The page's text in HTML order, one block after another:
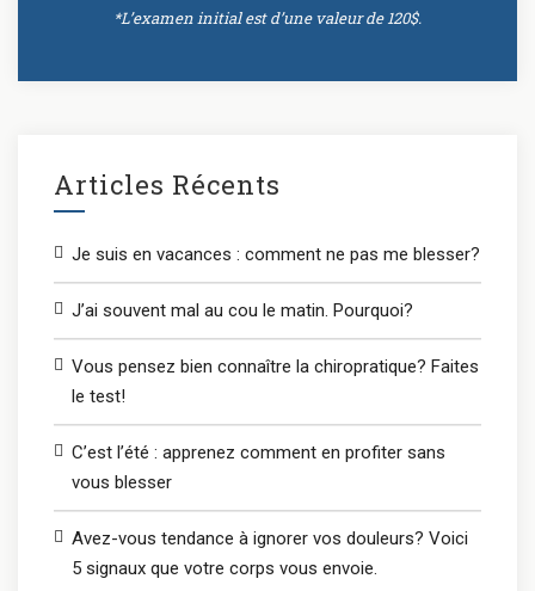
*L’examen initial est d’une valeur de 120$.
Articles Récents
Je suis en vacances : comment ne pas me blesser?
J’ai souvent mal au cou le matin. Pourquoi?
Vous pensez bien connaître la chiropratique? Faites
le test!
C’est l’été : apprenez comment en profiter sans
vous blesser
Avez-vous tendance à ignorer vos douleurs? Voici
5 signaux que votre corps vous envoie.